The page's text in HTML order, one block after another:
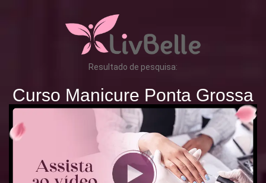
Resultado de pesquisa:
Curso Manicure Ponta Grossa